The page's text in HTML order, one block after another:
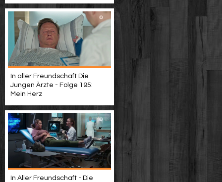
In aller Freundschaft Die
Jungen Ärzte - Folge 195:
Mein Herz
In Aller Freundschaft - Die